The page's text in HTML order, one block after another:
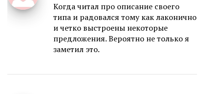
Когда читал про описание своего
типа и радовался тому как лаконично
и четко выстроены некоторые
предложения. Вероятно не только я
заметил это.